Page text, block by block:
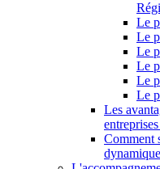
Le
Le
Le
Le
Le
Le
Les
Comment
dynamique